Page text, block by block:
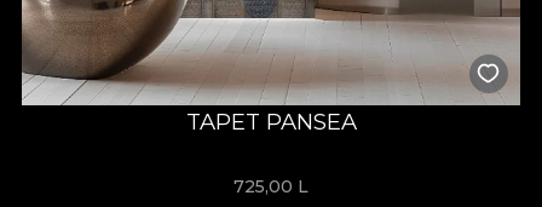
TAPET PANSEA
725,00 L